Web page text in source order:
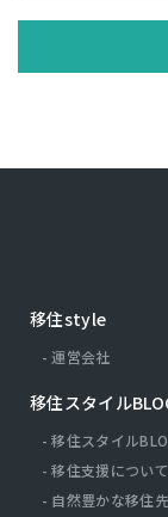
情報」以外のもの
いた商品，ご覧に
検索キーワード，
第２条（プライ
番号，メールアド
免許証番号などの
ザーと提携先など
配信先などを含み
することがありま
やソフトウエア，
じてご利用の場合
報なども含みます
個体識別情報など
携先のサービスを
第３条（個人情
移住style
運営会社
移住スタイル
移住スタイル
移住支援について
自然豊かな移住